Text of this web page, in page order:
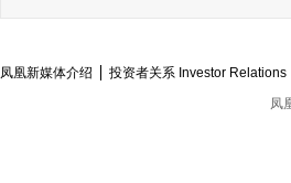
凤凰新媒体介绍 投资者关系 Investor Relations
凤